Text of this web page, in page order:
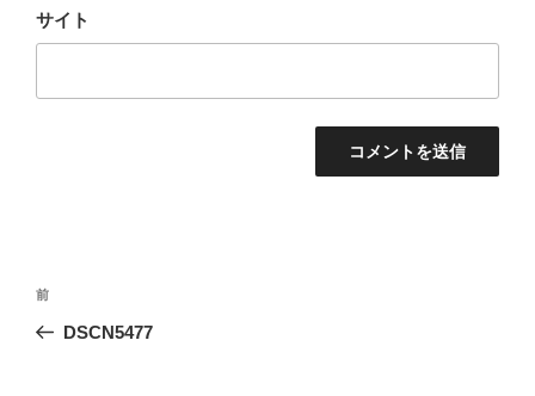
サイト
投
前
の
前
DSCN5477